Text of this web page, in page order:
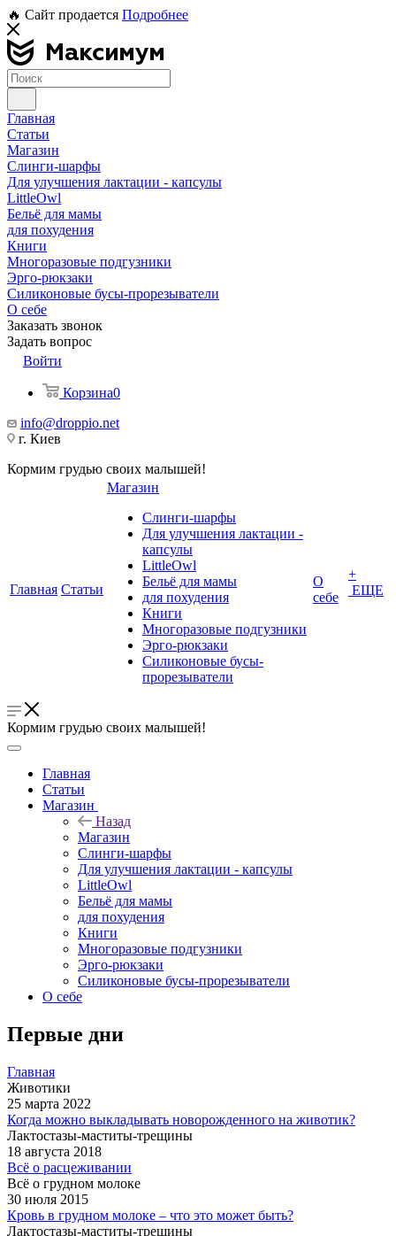
🔥 Сайт продается Подробнее
Главная
Статьи
Магазин
Слинги-шарфы
Для улучшения лактации - капсулы
LittleOwl
Бельё для мамы
для похудения
Книги
Многоразовые подгузники
Эрго-рюкзаки
Силиконовые бусы-прорезыватели
О себе
Заказать звонок
Задать вопрос
Войти
Корзина0
info@droppio.net
г. Киев
Кормим грудью своих малышей!
Главная Статьи
Магазин
Слинги-шарфы
Для улучшения лактации -
капсулы
LittleOwl
Бельё для мамы
для похудения
Книги
Многоразовые подгузники
Эрго-рюкзаки
Силиконовые бусы-
прорезыватели
О
себе
+
ЕЩЕ
Кормим грудью своих малышей!
Главная
Статьи
Магазин
Назад
Магазин
Слинги-шарфы
Для улучшения лактации - капсулы
LittleOwl
Бельё для мамы
для похудения
Книги
Многоразовые подгузники
Эрго-рюкзаки
Силиконовые бусы-прорезыватели
О себе
Первые дни
Главная
Животики
25 марта 2022
Когда можно выкладывать новорожденного на животик?
Лактостазы-маститы-трещины
18 августа 2018
Всё о расцеживании
Всё о грудном молоке
30 июля 2015
Кровь в грудном молоке – что это может быть?
Лактостазы-маститы-трещины